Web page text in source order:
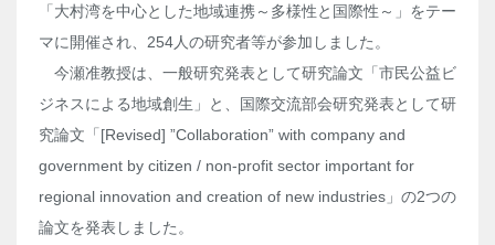
「大村湾を中心とした地域連携～多様性と国際性～」をテー
マに開催され、254人の研究者等が参加しました。
今瀬准教授は、一般研究発表として研究論文「市民公益ビ
ジネスによる地域創生」と、国際交流部会研究発表として研
究論文「[Revised] ”Collaboration” with company and
government by citizen / non-profit sector important for
regional innovation and creation of new industries」の2つの
論文を発表しました。